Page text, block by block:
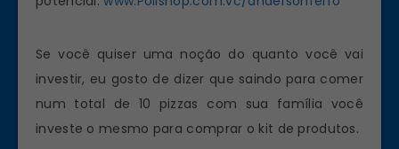
Se você quiser uma noção do quanto você vai
investir, eu gosto de dizer que saindo para comer
num total de 10 pizzas com sua família você
investe o mesmo para comprar o kit de produtos.